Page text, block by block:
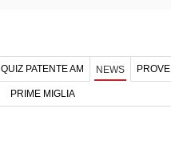
QUIZ PATENTE AM NEWS PROVE
PRIME MIGLIA